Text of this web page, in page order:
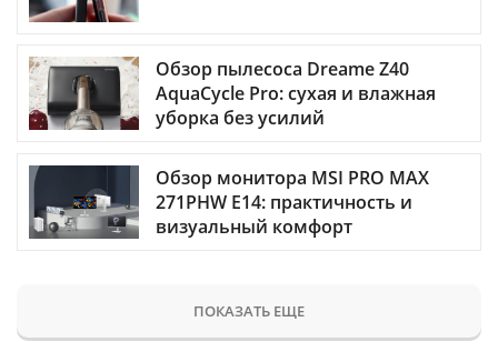
Обзор пылесоса Dreame Z40
AquaCycle Pro: сухая и влажная
уборка без усилий
Обзор монитора MSI PRO MAX
271PHW E14: практичность и
визуальный комфорт
ПОКАЗАТЬ ЕЩЕ